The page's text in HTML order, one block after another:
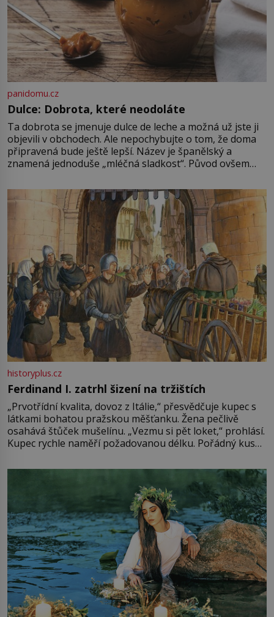
panidomu.cz
Dulce: Dobrota, které neodoláte
Ta dobrota se jmenuje dulce de leche a možná už jste ji
objevili v obchodech. Ale nepochybujte o tom, že doma
připravená bude ještě lepší. Název je španělský a
znamená jednoduše „mléčná sladkost“. Původ ovšem
pře hned několik latinskoamerických zemí a k tomu
Francie, kde se traduje,
historyplus.cz
Ferdinand I. zatrhl šizení na tržištích
„Prvotřídní kvalita, dovoz z Itálie,“ přesvědčuje kupec s
látkami bohatou pražskou měšťanku. Žena pečlivě
osahává štůček mušelínu. „Vezmu si pět loket,“ prohlásí.
Kupec rychle naměří požadovanou délku. Pořádný kus
milostpaní. Stačí jenom na sukni,“ zhodnotí švadlena
množství růžového mušelínu. „Ošidili vás, podívejte.“